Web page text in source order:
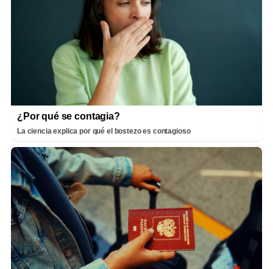
¿Por qué se contagia?
La ciencia explica por qué el bostezo es contagioso